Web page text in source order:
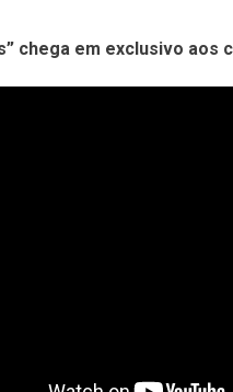
chega em exclusivo aos